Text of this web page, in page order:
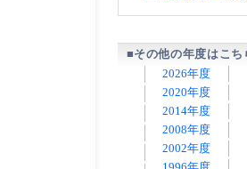
■その他の年度はこち
2026年度
2020年度
2014年度
2008年度
2002年度